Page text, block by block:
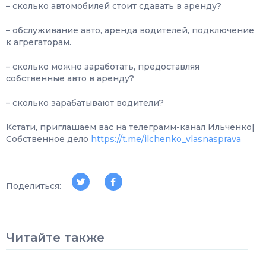
– сколько автомобилей стоит сдавать в аренду?
– обслуживание авто, аренда водителей, подключение
к агрегаторам.
– сколько можно заработать, предоставляя
собственные авто в аренду?
– сколько зарабатывают водители?
Кстати, приглашаем вас на телеграмм-канал Ильченко|
Собственное дело https://t.me/ilchenko_vlasnasprava
Поделиться:
Читайте также